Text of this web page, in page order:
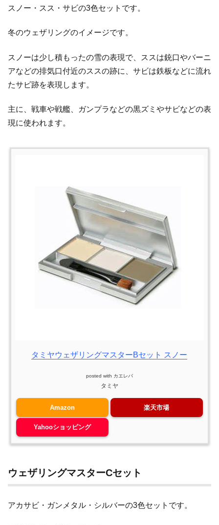
スノー・スス・サビの3色セットです。
冬のウェザリングのイメージです。
スノーは少し積もったの雪の表現で、ススは銃口やバーニ
アなどの排気口付近のススの跡に、サビは鉄板などに流れ
たサビ跡を表現します。
主に、戦車や戦艦、ガンプラなどの黒ズミやサビなどの表
現に使われます。
タミヤウェザリングマスターBセット スノー
posted with カエレバ
タミヤ
Amazon 楽天市場
Yahooショッピング
ウェザリングマスターCセット
アカサビ・ガンメタル・シルバーの3色セットです。